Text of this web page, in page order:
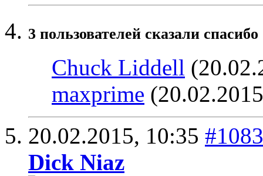
3 пользователей сказали
Chuck Liddell
maxprime
20.02.2015, 10:35 #1083
Dick Niaz